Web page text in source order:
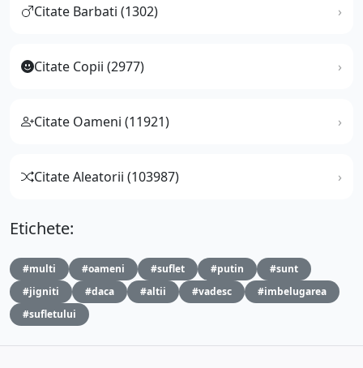
Citate Barbati (1302)
Citate Copii (2977)
Citate Oameni (11921)
Citate Aleatorii (103987)
Etichete:
#multi #oameni #suflet #putin
#sunt
#jigniti
#daca #altii #vadesc
#imbelugarea
#sufletului